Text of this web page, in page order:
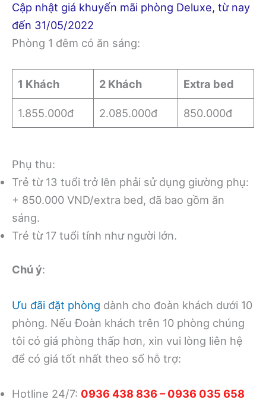
Cập nhật giá khuyến mãi phòng Deluxe, từ nay
đến 31/05/2022
Phòng 1 đêm có ăn sáng:
1 Khách 2 Khách Extra bed
1.855.000đ 2.085.000đ 850.000đ
Phụ thu:
Trẻ từ 13 tuổi trở lên phải sử dụng giường phụ:
+ 850.000 VND/extra bed, đã bao gồm ăn
sáng.
Trẻ từ 17 tuổi tính như người lớn.
Chú ý:
Ưu đãi đặt phòng dành cho đoàn khách dưới 10
phòng. Nếu Đoàn khách trên 10 phòng chúng
tôi có giá phòng thấp hơn, xin vui lòng liên hệ
để có giá tốt nhất theo số hỗ trợ:
Hotline 24/7: 0936 438 836 – 0936 035 658